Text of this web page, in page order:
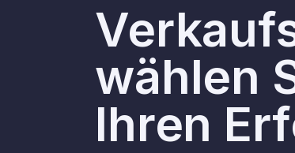
wählen
Ihren